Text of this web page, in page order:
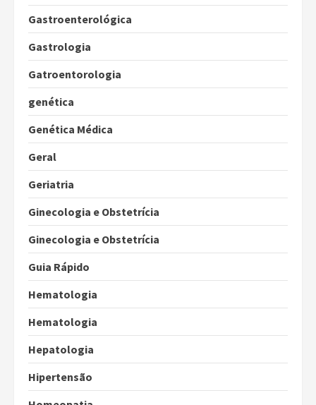
Gastroenterológica
Gastrologia
Gatroentorologia
genética
Genética Médica
Geral
Geriatria
Ginecologia e Obstetrícia
Ginecologia e Obstetrícia
Guia Rápido
Hematologia
Hematologia
Hepatologia
Hipertensão